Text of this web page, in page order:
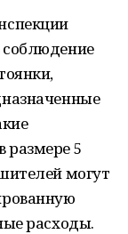
5
могут
расходы.